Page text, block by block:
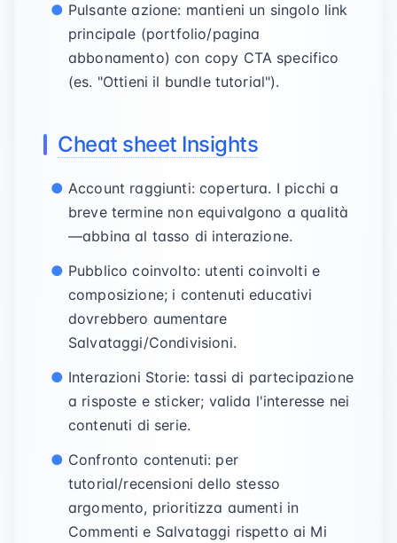
Pulsante azione: mantieni un singolo link
principale (portfolio/pagina
abbonamento) con copy CTA specifico
(es. "Ottieni il bundle tutorial").
Cheat sheet Insights
Account raggiunti: copertura. I picchi a
breve termine non equivalgono a qualità
—abbina al tasso di interazione.
Pubblico coinvolto: utenti coinvolti e
composizione; i contenuti educativi
dovrebbero aumentare
Salvataggi/Condivisioni.
Interazioni Storie: tassi di partecipazione
a risposte e sticker; valida l'interesse nei
contenuti di serie.
Confronto contenuti: per
tutorial/recensioni dello stesso
argomento, prioritizza aumenti in
Commenti e Salvataggi rispetto ai Mi